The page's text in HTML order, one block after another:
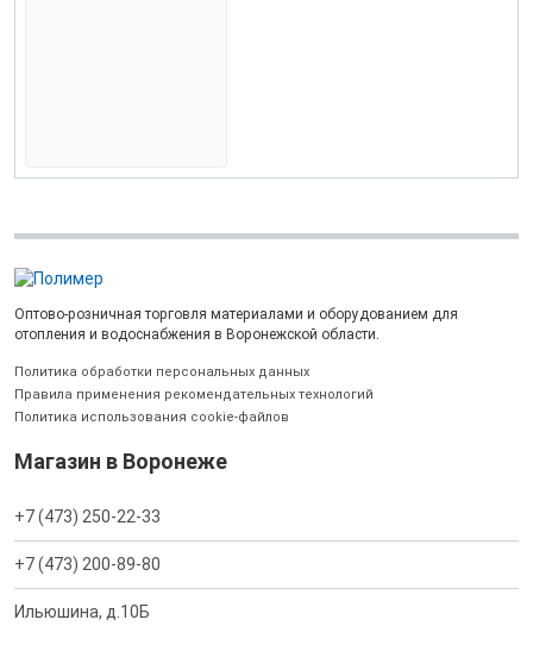
Оптово-розничная торговля материалами и оборудованием для
отопления и водоснабжения в Воронежской области.
Политика обработки персональных данных
Правила применения рекомендательных технологий
Политика использования cookie-файлов
Магазин в Воронеже
+7 (473) 250-22-33
+7 (473) 200-89-80
Ильюшина, д.10Б